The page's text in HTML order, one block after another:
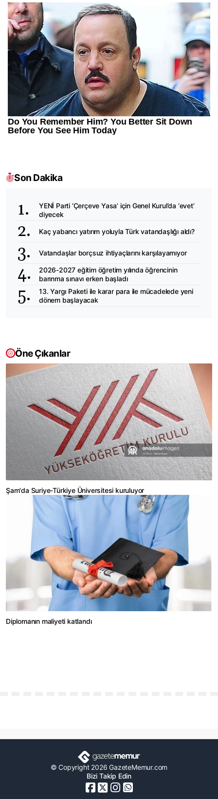
Son Dakika
YENİ Parti ‘Çerçeve Yasa’ için Genel Kurul’da ‘evet’
diyecek
Kaç yabancı yatırım yoluyla Türk vatandaşlığı aldı?
Vatandaşlar borçsuz ihtiyaçlarını karşılayamıyor
2026-2027 eğitim öğretim yılında öğrencinin
barınma sınavı erken başladı
13. Yargı Paketi ile karar para ile mücadelede yeni
dönem başlayacak
Öne Çıkanlar
Şam'da Suriye-Türkiye Üniversitesi kuruluyor
Diplomanın maliyeti katlandı
© Copyright 2026 GazeteMemur.com
Bizi Takip Edin